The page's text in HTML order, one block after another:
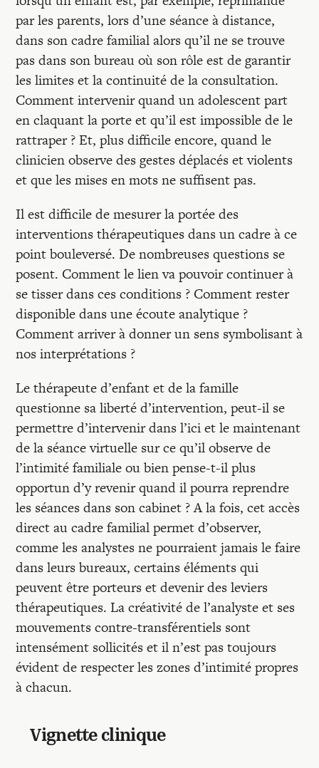
par les parents, lors d’une séance à distance,
dans son cadre familial alors qu’il ne se trouve
pas dans son bureau où son rôle est de garantir
les limites et la continuité de la consultation.
Comment intervenir quand un adolescent part
en claquant la porte et qu’il est impossible de le
rattraper ? Et, plus difficile encore, quand le
clinicien observe des gestes déplacés et violents
et que les mises en mots ne suffisent pas.
Il est difficile de mesurer la portée des
interventions thérapeutiques dans un cadre à ce
point bouleversé. De nombreuses questions se
posent. Comment le lien va pouvoir continuer à
se tisser dans ces conditions ? Comment rester
disponible dans une écoute analytique ?
Comment arriver à donner un sens symbolisant à
nos interprétations ?
Le thérapeute d’enfant et de la famille
questionne sa liberté d’intervention, peut-il se
permettre d’intervenir dans l’ici et le maintenant
de la séance virtuelle sur ce qu’il observe de
l’intimité familiale ou bien pense-t-il plus
opportun d’y revenir quand il pourra reprendre
les séances dans son cabinet ? A la fois, cet accès
direct au cadre familial permet d’observer,
comme les analystes ne pourraient jamais le faire
dans leurs bureaux, certains éléments qui
peuvent être porteurs et devenir des leviers
thérapeutiques. La créativité de l’analyste et ses
mouvements contre-transférentiels sont
intensément sollicités et il n’est pas toujours
évident de respecter les zones d’intimité propres
à chacun.
Vignette clinique